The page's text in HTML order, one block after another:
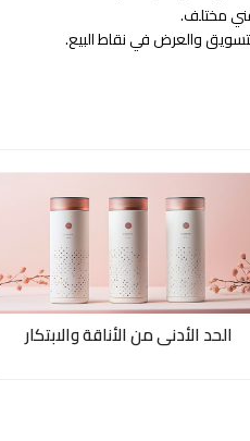
مختلف.
والعرض في نقاط البيع.
الحد الأدنى من الأناقة والابتكار